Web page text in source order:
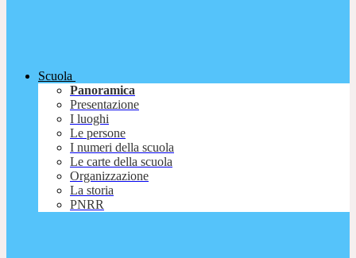
Scuola
Panoramica
Presentazione
I luoghi
Le persone
I numeri della scuola
Le carte della scuola
Organizzazione
La storia
PNRR